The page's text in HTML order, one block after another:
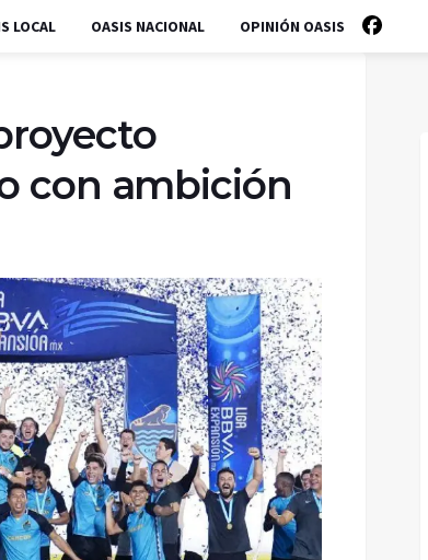
LOCAL OASIS NACIONAL OPINIÓN OASIS
con ambición